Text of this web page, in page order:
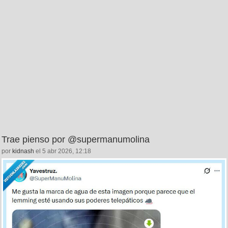
Trae pienso por @supermanumolina
por kidnash el 5 abr 2026, 12:18